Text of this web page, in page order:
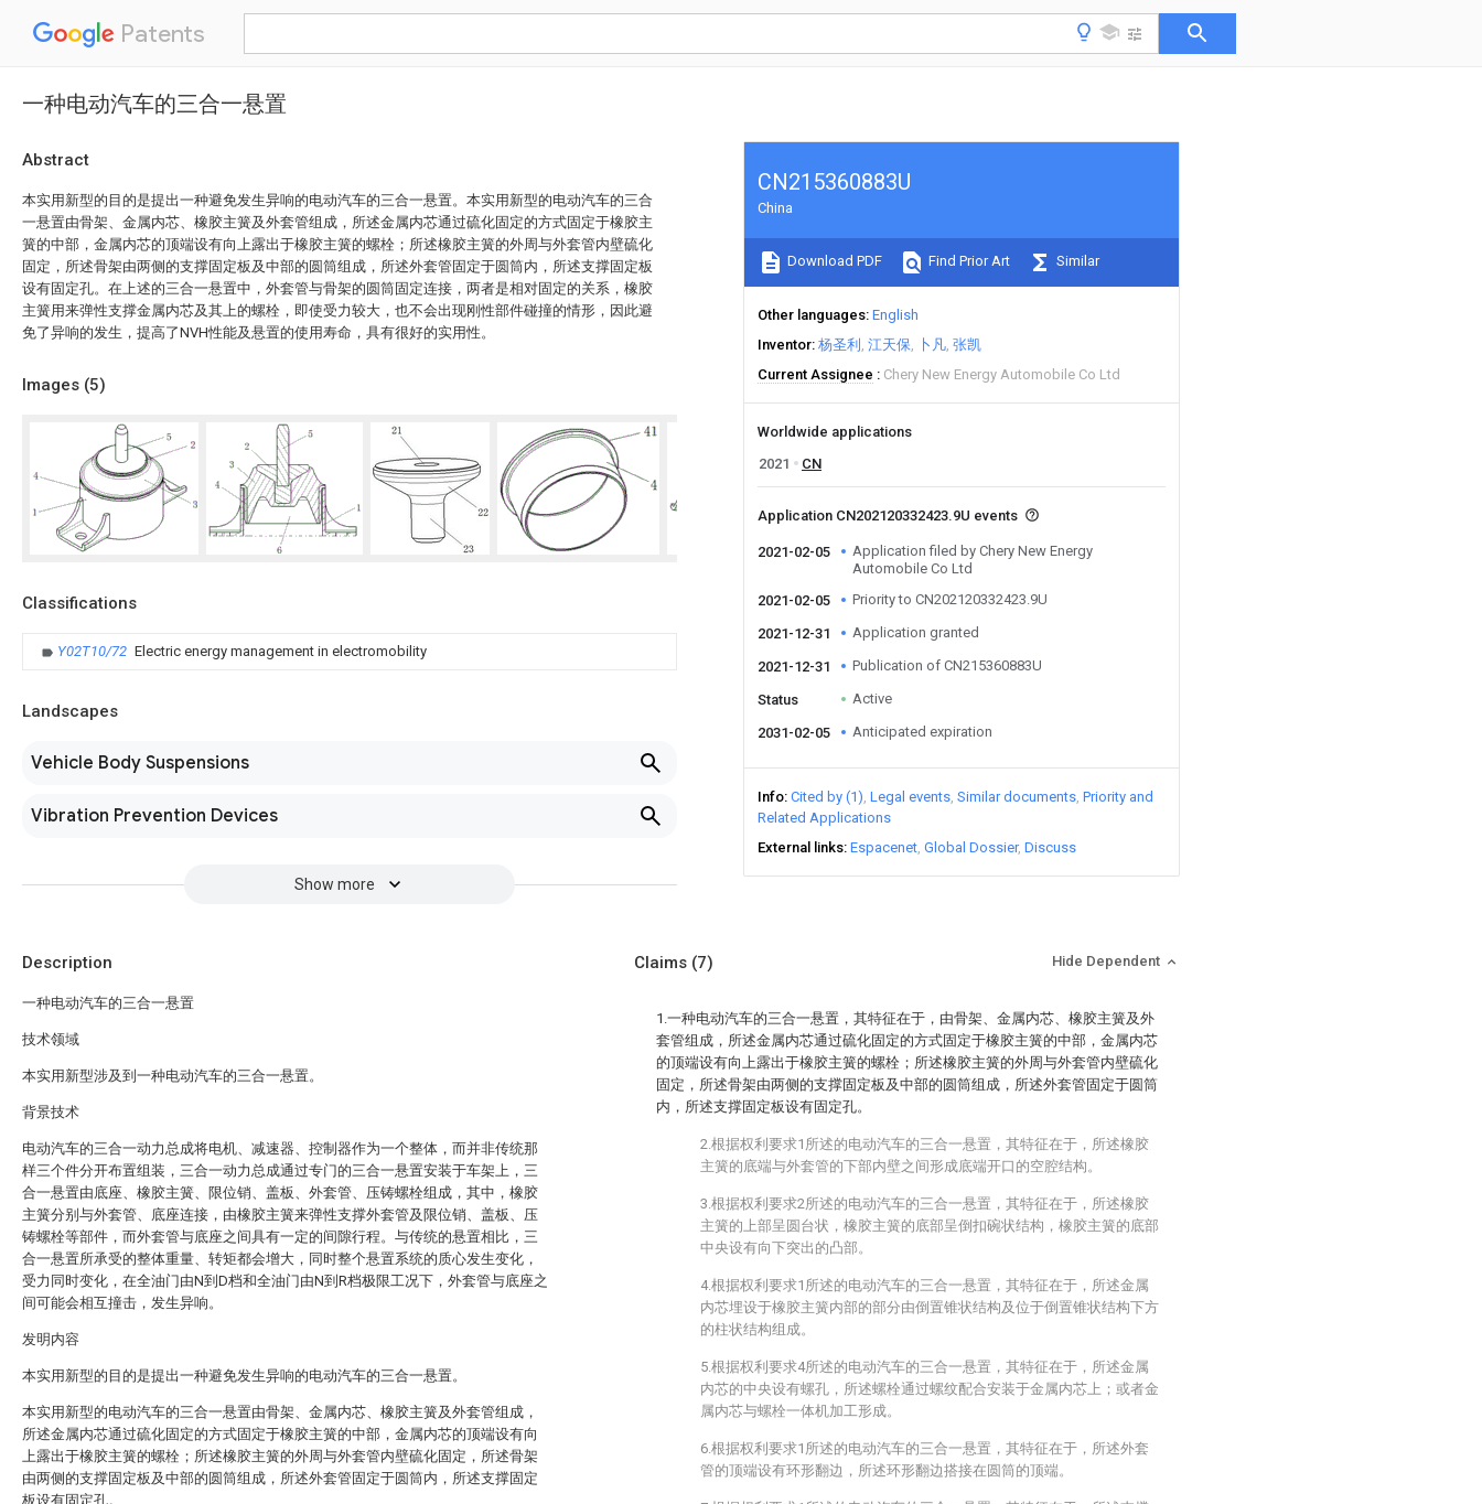
Patents
一种电动汽车的三合一悬置
Abstract
本实用新型的目的是提出一种避免发生异响的电动汽车的三合一悬置。本实用新型的电动汽车的三合
一悬置由骨架、金属内芯、橡胶主簧及外套管组成，所述金属内芯通过硫化固定的方式固定于橡胶主
簧的中部，金属内芯的顶端设有向上露出于橡胶主簧的螺栓；所述橡胶主簧的外周与外套管内壁硫化
固定，所述骨架由两侧的支撑固定板及中部的圆筒组成，所述外套管固定于圆筒内，所述支撑固定板
设有固定孔。在上述的三合一悬置中，外套管与骨架的圆筒固定连接，两者是相对固定的关系，橡胶
主簧用来弹性支撑金属内芯及其上的螺栓，即使受力较大，也不会出现刚性部件碰撞的情形，因此避
免了异响的发生，提高了NVH性能及悬置的使用寿命，具有很好的实用性。
Images (5)
Classifications
Y02T10/72 Electric energy management in electromobility
Landscapes
Vehicle Body Suspensions
Vibration Prevention Devices
Show more
CN215360883U
China
Download PDF Find Prior Art Similar
Other languages English
Inventor 杨圣利 江天保 卜凡 张凯
Current Assignee
Chery New Energy Automobile Co Ltd
Worldwide applications
2021
CN
Application CN202120332423.9U events
2021-02-05
Application filed by Chery New Energy
Automobile Co Ltd
2021-02-05
Priority to CN202120332423.9U
2021-12-31 Application granted
2021-12-31 Publication of CN215360883U
Status Active
2031-02-05 Anticipated expiration
Info Cited by (1) Legal events Similar documents Priority and
Related Applications
External links Espacenet Global Dossier Discuss
Description
一种电动汽车的三合一悬置
技术领域
本实用新型涉及到一种电动汽车的三合一悬置。
背景技术
电动汽车的三合一动力总成将电机、减速器、控制器作为一个整体，而并非传统那
样三个件分开布置组装，三合一动力总成通过专门的三合一悬置安装于车架上，三
合一悬置由底座、橡胶主簧、限位销、盖板、外套管、压铸螺栓组成，其中，橡胶
主簧分别与外套管、底座连接，由橡胶主簧来弹性支撑外套管及限位销、盖板、压
铸螺栓等部件，而外套管与底座之间具有一定的间隙行程。与传统的悬置相比，三
合一悬置所承受的整体重量、转矩都会增大，同时整个悬置系统的质心发生变化，
受力同时变化，在全油门由N到D档和全油门由N到R档极限工况下，外套管与底座之
间可能会相互撞击，发生异响。
发明内容
本实用新型的目的是提出一种避免发生异响的电动汽车的三合一悬置。
本实用新型的电动汽车的三合一悬置由骨架、金属内芯、橡胶主簧及外套管组成，
所述金属内芯通过硫化固定的方式固定于橡胶主簧的中部，金属内芯的顶端设有向
上露出于橡胶主簧的螺栓；所述橡胶主簧的外周与外套管内壁硫化固定，所述骨架
由两侧的支撑固定板及中部的圆筒组成，所述外套管固定于圆筒内，所述支撑固定
板设有固定孔。
Claims (7) Hide Dependent
1.一种电动汽车的三合一悬置，其特征在于，由骨架、金属内芯、橡胶主簧及外
套管组成，所述金属内芯通过硫化固定的方式固定于橡胶主簧的中部，金属内芯
的顶端设有向上露出于橡胶主簧的螺栓；所述橡胶主簧的外周与外套管内壁硫化
固定，所述骨架由两侧的支撑固定板及中部的圆筒组成，所述外套管固定于圆筒
内，所述支撑固定板设有固定孔。
2.根据权利要求1所述的电动汽车的三合一悬置，其特征在于，所述橡胶
主簧的底端与外套管的下部内壁之间形成底端开口的空腔结构。
3.根据权利要求2所述的电动汽车的三合一悬置，其特征在于，所述橡胶
主簧的上部呈圆台状，橡胶主簧的底部呈倒扣碗状结构，橡胶主簧的底部
中央设有向下突出的凸部。
4.根据权利要求1所述的电动汽车的三合一悬置，其特征在于，所述金属
内芯埋设于橡胶主簧内部的部分由倒置锥状结构及位于倒置锥状结构下方
的柱状结构组成。
5.根据权利要求4所述的电动汽车的三合一悬置，其特征在于，所述金属
内芯的中央设有螺孔，所述螺栓通过螺纹配合安装于金属内芯上；或者金
属内芯与螺栓一体机加工形成。
6.根据权利要求1所述的电动汽车的三合一悬置，其特征在于，所述外套
管的顶端设有环形翻边，所述环形翻边搭接在圆筒的顶端。